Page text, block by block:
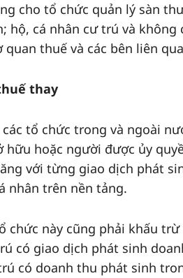
cho tổ chức quản lý sàn
hộ, cá nhân cư trú và
quan thuế và các bên liên
thay
tổ chức trong và ngoài
hữu hoặc người được ủy
với từng giao dịch phát
nhân trên nền tảng.
chức này cũng phải khấu
có giao dịch phát sinh
có doanh thu phát sinh